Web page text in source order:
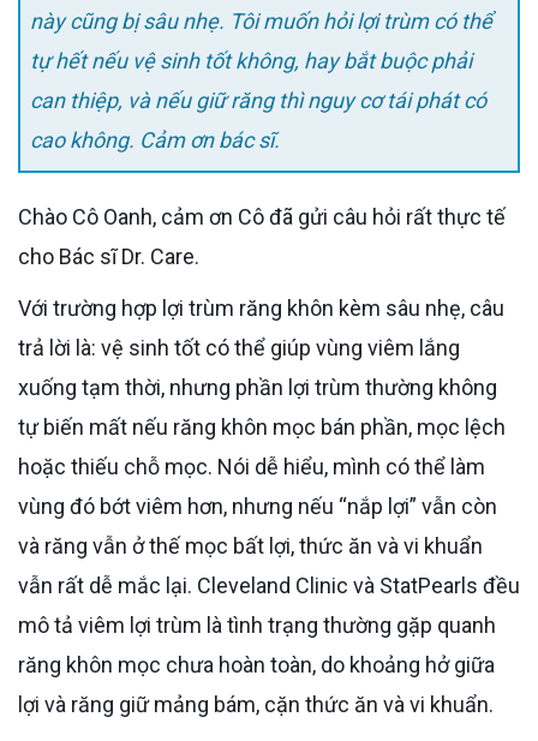
này cũng bị sâu nhẹ. Tôi muốn hỏi lợi trùm có thể
tự hết nếu vệ sinh tốt không, hay bắt buộc phải
can thiệp, và nếu giữ răng thì nguy cơ tái phát có
cao không. Cảm ơn bác sĩ.
Chào Cô Oanh, cảm ơn Cô đã gửi câu hỏi rất thực tế
cho Bác sĩ Dr. Care.
Với trường hợp lợi trùm răng khôn kèm sâu nhẹ, câu
trả lời là: vệ sinh tốt có thể giúp vùng viêm lắng
xuống tạm thời, nhưng phần lợi trùm thường không
tự biến mất nếu răng khôn mọc bán phần, mọc lệch
hoặc thiếu chỗ mọc. Nói dễ hiểu, mình có thể làm
vùng đó bớt viêm hơn, nhưng nếu “nắp lợi” vẫn còn
và răng vẫn ở thế mọc bất lợi, thức ăn và vi khuẩn
vẫn rất dễ mắc lại. Cleveland Clinic và StatPearls đều
mô tả viêm lợi trùm là tình trạng thường gặp quanh
răng khôn mọc chưa hoàn toàn, do khoảng hở giữa
lợi và răng giữ mảng bám, cặn thức ăn và vi khuẩn.